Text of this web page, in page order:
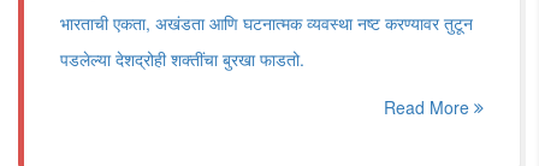
भारताची एकता, अखंडता आणि घटनात्मक व्यवस्था नष्ट करण्यावर तुटून
पडलेल्या देशद्रोही शक्तींचा बुरखा फाडतो.
Read More